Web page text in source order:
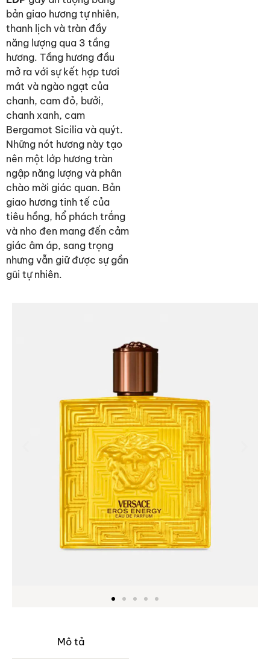
bản giao hương tự nhiên,
thanh lịch và tràn đầy
năng lượng qua 3 tầng
hương. Tầng hương đầu
mở ra với sự kết hợp tươi
mát và ngào ngạt của
chanh, cam đỏ, bưởi,
chanh xanh, cam
Bergamot Sicilia và quýt.
Những nót hương này tạo
nên một lớp hương tràn
ngập năng lượng và phân
chào mời giác quan. Bản
giao hương tinh tế của
tiêu hồng, hổ phách trắng
và nho đen mang đến cảm
giác âm áp, sang trọng
nhưng vẫn giữ được sự gần
gũi tự nhiên.
Mô tả